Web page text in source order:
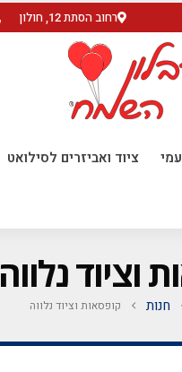
רחוב הסתת 12, חולון
ציוד ואביזרים לסילואט
וציוד נלווה
חנות קופסאות וציוד נלווה